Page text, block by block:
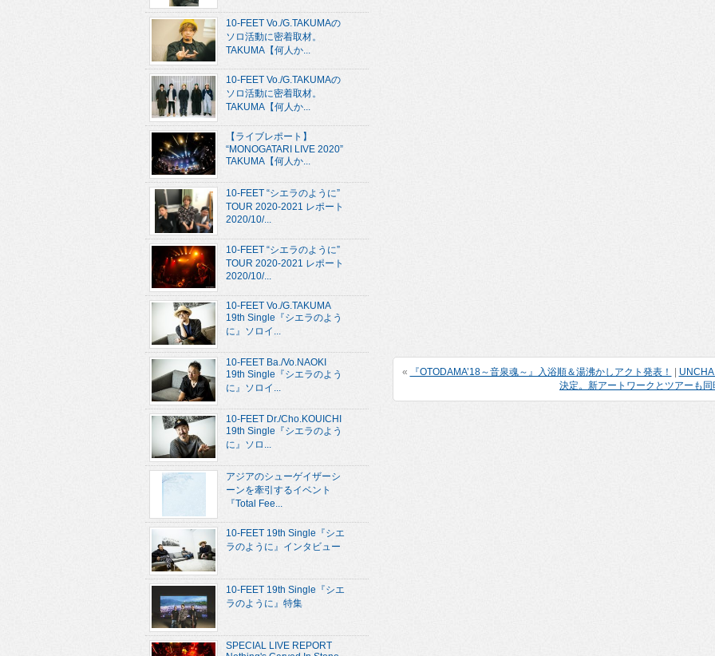
« 『OTODAMA’18～音泉魂～』入浴順＆湯沸かしアクト発表！
決定。新アートワークとツアーも
10-FEET Vo./G.TAKUMAの
ソロ活動に密着取材。
TAKUMA【何人か...
10-FEET Vo./G.TAKUMAの
ソロ活動に密着取材。
TAKUMA【何人か...
【ライブレポート】
“MONOGATARI LIVE 2020”
TAKUMA【何人か...
10-FEET “シエラのように”
TOUR 2020-2021 レポート
2020/10/...
10-FEET “シエラのように”
TOUR 2020-2021 レポート
2020/10/...
10-FEET Vo./G.TAKUMA
19th Single『シエラのよう
に』ソロイ...
10-FEET Ba./Vo.NAOKI
19th Single『シエラのよう
に』ソロイ...
10-FEET Dr./Cho.KOUICHI
19th Single『シエラのよう
に』ソロ...
アジアのシューゲイザーシ
ーンを牽引するイベント
『Total Fee...
10-FEET 19th Single『シエ
ラのように』インタビュー
10-FEET 19th Single『シエ
ラのように』特集
SPECIAL LIVE REPORT